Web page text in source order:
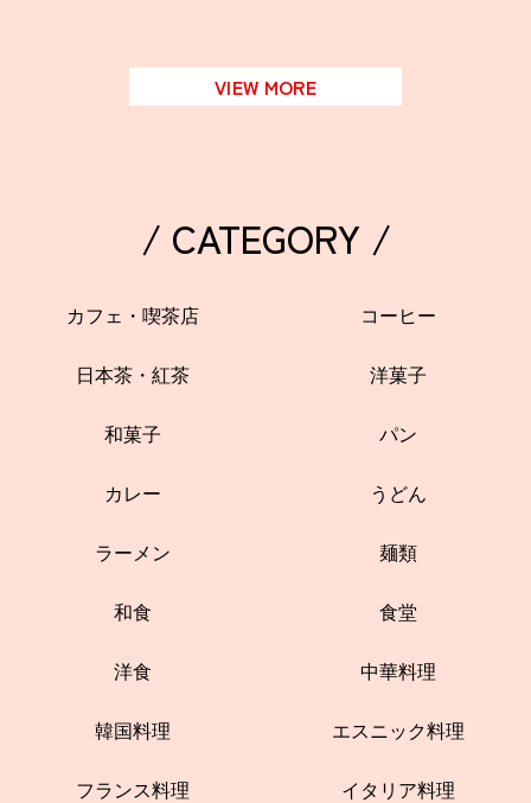
VIEW MORE
/ CATEGORY /
カフェ・喫茶店 コーヒー
日本茶・紅茶 洋菓子
和菓子 パン
カレー うどん
ラーメン 麺類
和食 食堂
洋食 中華料理
韓国料理 エスニック料理
フランス料理 イタリア料理